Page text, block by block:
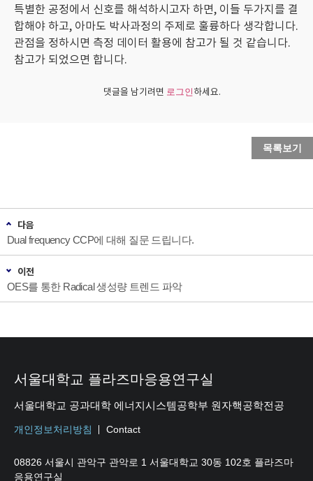
특별한 공정에서 신호를 해석하시고자 하면, 이들 두가지를 결
합해야 하고, 아마도 박사과정의 주제로 훌륭하다 생각합니다.
관점을 정하시면 측정 데이터 활용에 참고가 될 것 같습니다.
참고가 되었으면 합니다.
댓글을 남기려면 로그인 하세요.
목록보기
다음
Dual frequency CCP에 대해 질문 드립니다.
이전
OES를 통한 Radical 생성량 트렌드 파악
서울대학교 플라즈마응용연구실
서울대학교 공과대학 에너지시스템공학부 원자핵공학전공
개인정보처리방침 Contact
08826 서울시 관악구 관악로 1 서울대학교 30동 102호 플라즈마
응용연구실